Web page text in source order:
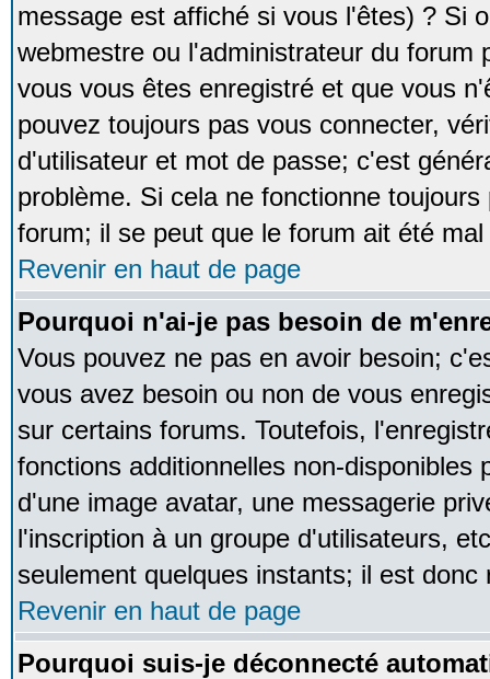
message est affiché si vous l'êtes) ? Si
webmestre ou l'administrateur du forum
vous vous êtes enregistré et que vous
pouvez toujours pas vous connecter,
d'utilisateur et mot de passe; c'est
problème. Si cela ne fonctionne
forum; il se peut que le forum ait été
Revenir en haut de page
Pourquoi n'ai-je pas besoin de
Vous pouvez ne pas en avoir besoin;
vous avez besoin ou non de vous
sur certains forums. Toutefois,
fonctions additionnelles non-disponibles
d'une image avatar, une messagerie
l'inscription à un groupe d'utilisateurs,
seulement quelques instants; il est
Revenir en haut de page
Pourquoi suis-je déconnecté